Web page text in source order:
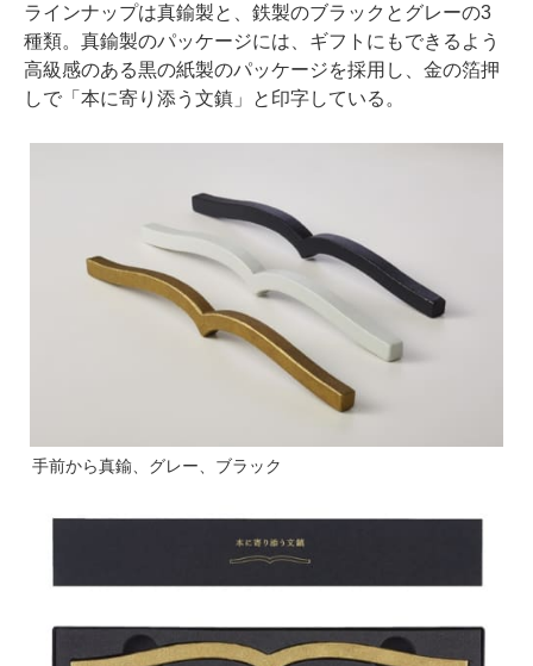
ラインナップは真鍮製と、鉄製のブラックとグレーの3
種類。真鍮製のパッケージには、ギフトにもできるよう
高級感のある黒の紙製のパッケージを採用し、金の箔押
しで「本に寄り添う文鎮」と印字している。
手前から真鍮、グレー、ブラック